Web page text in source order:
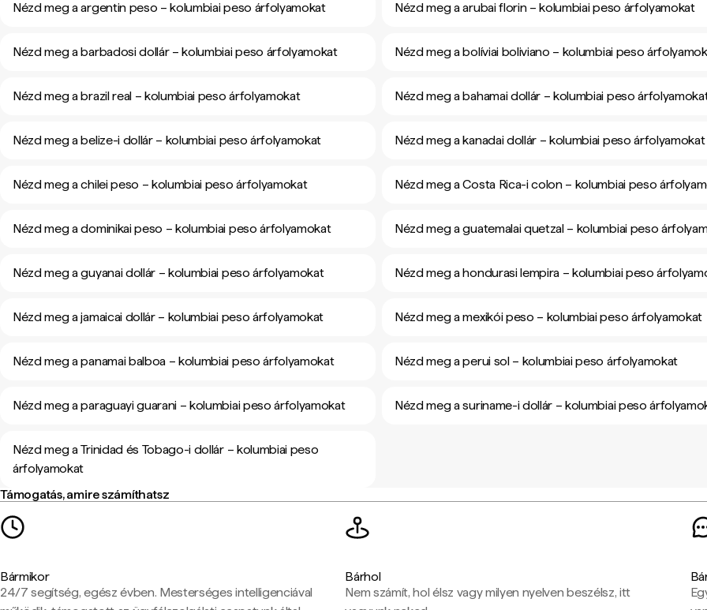
Nézd meg a argentin peso – kolumbiai peso árfolyamokat Nézd meg a arubai florin – kolumbiai peso árfolyamokat
Nézd meg a barbadosi dollár – kolumbiai peso árfolyamokat Nézd meg a bolíviai boliviano – kolumbiai peso
Nézd meg a brazil real – kolumbiai peso árfolyamokat Nézd meg a bahamai dollár – kolumbiai peso
Nézd meg a belize-i dollár – kolumbiai peso árfolyamokat Nézd meg a kanadai dollár – kolumbiai peso árfolyamokat
Nézd meg a chilei peso – kolumbiai peso árfolyamokat Nézd meg a Costa Rica-i colon – kolumbiai peso
Nézd meg a dominikai peso – kolumbiai peso árfolyamokat Nézd meg a guatemalai quetzal – kolumbiai peso
Nézd meg a guyanai dollár – kolumbiai peso árfolyamokat Nézd meg a hondurasi lempira – kolumbiai peso
Nézd meg a jamaicai dollár – kolumbiai peso árfolyamokat Nézd meg a mexikói peso – kolumbiai peso árfolyamokat
Nézd meg a panamai balboa – kolumbiai peso árfolyamokat Nézd meg a perui sol – kolumbiai peso árfolyamokat
Nézd meg a paraguayi guarani – kolumbiai peso árfolyamokat Nézd meg a suriname-i dollár – kolumbiai peso
Nézd meg a Trinidad és Tobago-i dollár – kolumbiai peso
árfolyamokat
Támogatás, amire számíthatsz
Bármikor
24/7 segítség, egész évben. Mesterséges intelligenciával
Bárhol
Nem számít, hol élsz vagy milyen nyelven beszélsz, itt